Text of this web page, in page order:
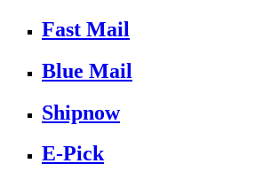
Fast Mail
Blue Mail
Shipnow
E-Pick